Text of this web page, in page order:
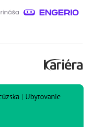
| Ubytovanie